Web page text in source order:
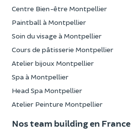
Centre Bien-être Montpellier
Paintball à Montpellier
Soin du visage à Montpellier
Cours de pâtisserie Montpellier
Atelier bijoux Montpellier
Spa à Montpellier
Head Spa Montpellier
Atelier Peinture Montpellier
Nos team building en France